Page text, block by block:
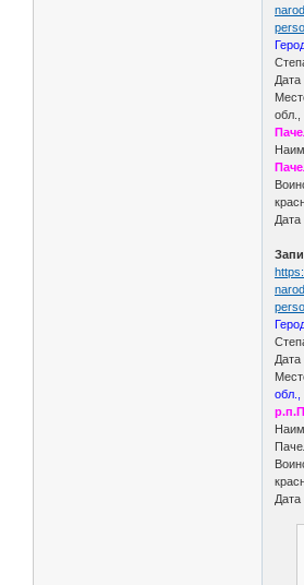
Дата
обл.,
Дата
обл.,